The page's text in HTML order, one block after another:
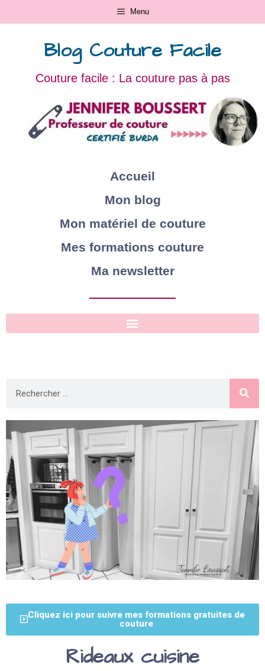
Menu
Blog Couture Facile
Couture facile : La couture pas à pas
Accueil
Mon blog
Mon matériel de couture
Mes formations couture
Ma newsletter
Cliquez ici pour suivre mes formations gratuites de
couture
Rideaux cuisine